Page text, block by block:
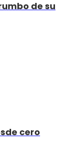
de su
cero